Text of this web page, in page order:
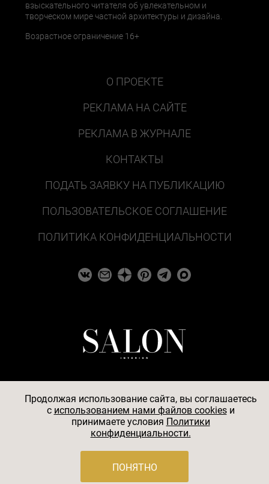
взыскательного читателя об увлекательном и
творческом мире частной архитектуры и дизайна.
Возрастное ограничение 16+
О ПРОЕКТЕ
РЕКЛАМА НА САЙТЕ
РЕКЛАМА В ЖУРНАЛЕ
КОНТАКТЫ
ПОДАТЬ ЗАЯВКУ НА ПУБЛИКАЦИЮ
ПОЛЬЗОВАТЕЛЬСКОЕ СОГЛАШЕНИЕ
ПОЛИТИКА КОНФИДЕНЦИАЛЬНОСТИ
© 2026
АО «БКМ», ОГРН 1027739494584, ИНН 7705056238,
127018, Москва, ул. Полковая, д. 3, стр. 4, помещение I,
комн. 23
Продолжая использование сайта, вы соглашаетесь
c использованием нами файлов cookiesи
принимаете условия Политики
конфиденциальности.
ПОНЯТНО